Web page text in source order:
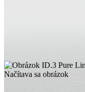
Načítava sa obrázok